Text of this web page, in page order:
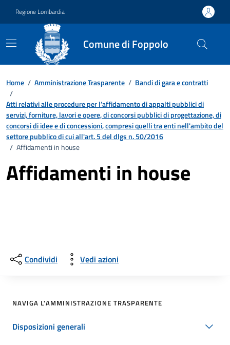
Regione Lombardia
Comune di Foppolo
Home / Amministrazione Trasparente / Bandi di gara e contratti
/
Atti relativi alle procedure per l’affidamento di appalti pubblici di
servizi, forniture, lavori e opere, di concorsi pubblici di progettazione, di
concorsi di idee e di concessioni, compresi quelli tra enti nell'ambito del
settore pubblico di cui all'art. 5 del dlgs n. 50/2016
/ Affidamenti in house
Affidamenti in house
Condividi Vedi azioni
NAVIGA L'AMMINISTRAZIONE TRASPARENTE
Disposizioni generali